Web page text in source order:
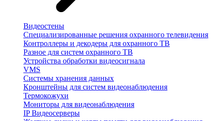
Видеостены
Специализированные решения охранного телевидения
Контроллеры и декодеры для охранного ТВ
Разное для систем охранного ТВ
Устройства обработки видеосигнала
VMS
Системы хранения данных
Кронштейны для систем видеонаблюдения
Термокожухи
Мониторы для видеонаблюдения
IP Видеосерверы